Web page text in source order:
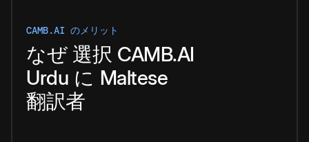
CAMB.AI のメリット
なぜ 選択 CAMB.AI
Urdu に Maltese
翻訳者